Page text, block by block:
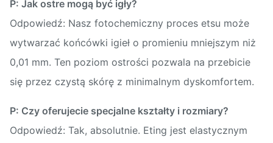
P: Jak ostre mogą być igły?
Odpowiedź: Nasz fotochemiczny proces etsu może
wytwarzać końcówki igieł o promieniu mniejszym niż
0,01 mm. Ten poziom ostrości pozwala na przebicie
się przez czystą skórę z minimalnym dyskomfortem.
P: Czy oferujecie specjalne kształty i rozmiary?
Odpowiedź: Tak, absolutnie. Eting jest elastycznym